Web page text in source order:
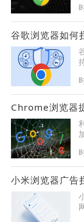
谷歌浏览器如何
Chrome浏览器
小米浏览器广告